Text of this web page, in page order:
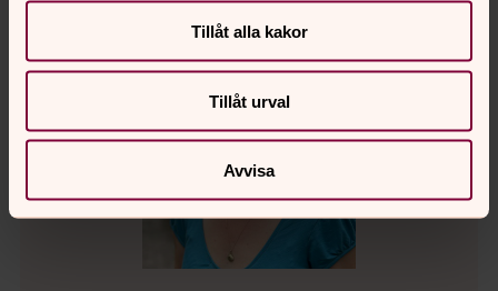
Tillåt alla kakor
Tillåt urval
Avvisa